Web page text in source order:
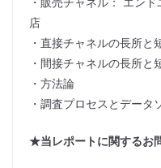
店
・直接チャネルの長所と
・間接チャネルの長所と
・方法論
・調査プロセスとデータ
★当レポートに関するお